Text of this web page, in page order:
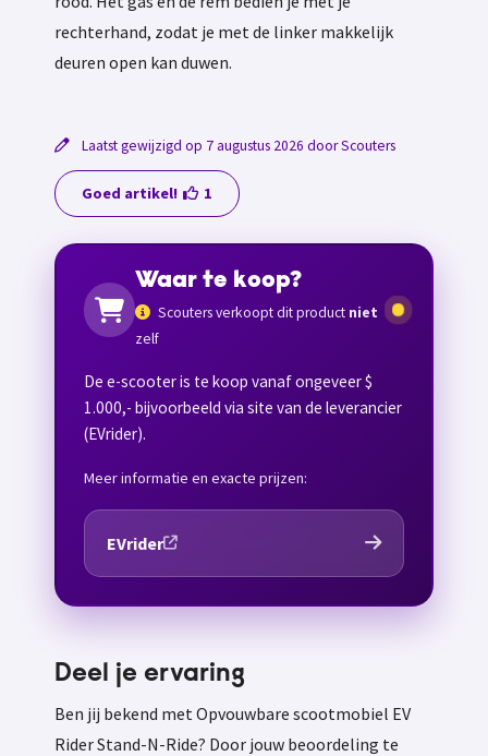
rechterhand, zodat je met de linker makkelijk
deuren open kan duwen.
Laatst gewijzigd op 7 augustus 2026 door Scouters
Goed artikel! 1
Waar te koop?
Scouters verkoopt dit product niet
zelf
De e-scooter is te koop vanaf ongeveer $
1.000,- bijvoorbeeld via site van de leverancier
(EVrider).
Meer informatie en exacte prijzen:
EVrider
Deel je ervaring
Ben jij bekend met Opvouwbare scootmobiel EV
Rider Stand-N-Ride? Door jouw beoordeling te